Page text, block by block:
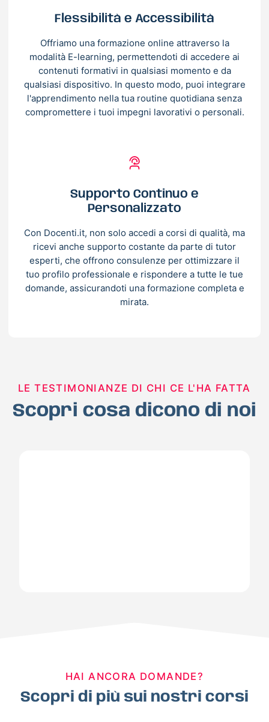
Flessibilità e Accessibilità
Offriamo una formazione online attraverso la
modalità E-learning, permettendoti di accedere ai
contenuti formativi in qualsiasi momento e da
qualsiasi dispositivo. In questo modo, puoi integrare
l'apprendimento nella tua routine quotidiana senza
compromettere i tuoi impegni lavorativi o personali.
Supporto Continuo e
Personalizzato
Con Docenti.it, non solo accedi a corsi di qualità, ma
ricevi anche supporto costante da parte di tutor
esperti, che offrono consulenze per ottimizzare il
tuo profilo professionale e rispondere a tutte le tue
domande, assicurandoti una formazione completa e
mirata.
LE TESTIMONIANZE DI CHI CE L'HA FATTA
Scopri cosa dicono di noi
HAI ANCORA DOMANDE?
Scopri di più sui nostri corsi